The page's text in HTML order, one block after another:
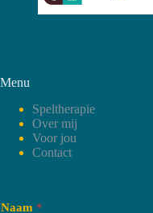
Menu
Speltherapie
Over mij
Voor jou
Contact
Naam *